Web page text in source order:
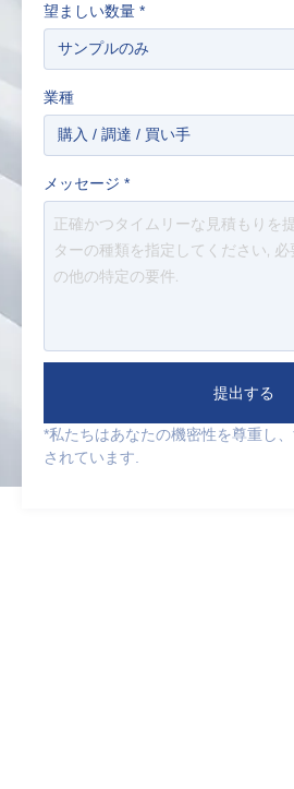
望ましい数量 *
業種
メッセージ *
提出する
*私たちはあなたの機密性を尊重し
されています.